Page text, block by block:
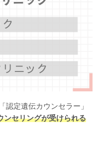
認定遺伝カウンセラー」
ンセリングが受けられる